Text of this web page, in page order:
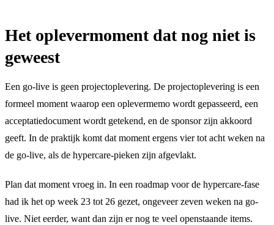
Het oplevermoment dat nog niet is
geweest
Een go-live is geen projectoplevering. De projectoplevering is een
formeel moment waarop een oplevermemo wordt gepasseerd, een
acceptatiedocument wordt getekend, en de sponsor zijn akkoord
geeft. In de praktijk komt dat moment ergens vier tot acht weken na
de go-live, als de hypercare-pieken zijn afgevlakt.
Plan dat moment vroeg in. In een roadmap voor de hypercare-fase
had ik het op week 23 tot 26 gezet, ongeveer zeven weken na go-
live. Niet eerder, want dan zijn er nog te veel openstaande items.